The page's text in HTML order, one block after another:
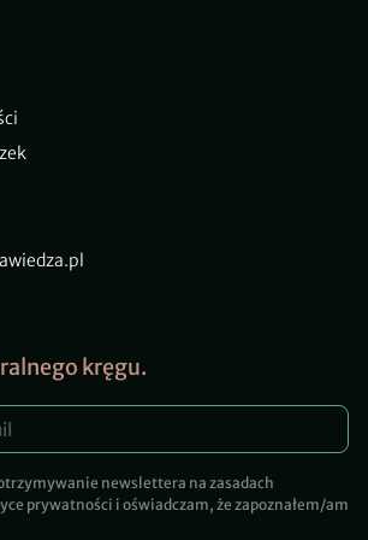
kręgu.
newslettera na zasadach
prywatności i oświadczam, że zapoznałem/am